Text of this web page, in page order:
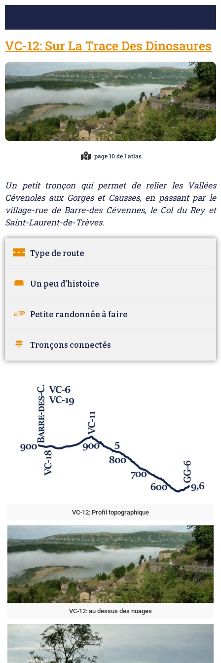
VC-12: Sur La Trace Des Dinosaures
page 10 de l'atlas
Un petit tronçon qui permet de relier les Vallées
Cévenoles aux Gorges et Causses, en passant par le
village-rue de Barre-des Cévennes, le Col du Rey et
Saint-Laurent-de-Trèves.
Type de route
Un peu d'histoire
Petite randonnée à faire
Tronçons connectés
VC-12: Profil topographique
VC-12: au dessus des nuages